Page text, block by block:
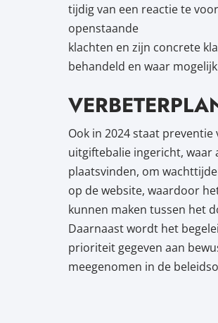
tijdig van een reactie te
openstaande
klachten en zijn concrete
behandeld en waar
Ook in 2024 staat
uitgiftebalie ingericht, waar
plaatsvinden, om
op de website, waardoor
kunnen maken tussen het
Daarnaast wordt het
prioriteit gegeven aan
meegenomen in de